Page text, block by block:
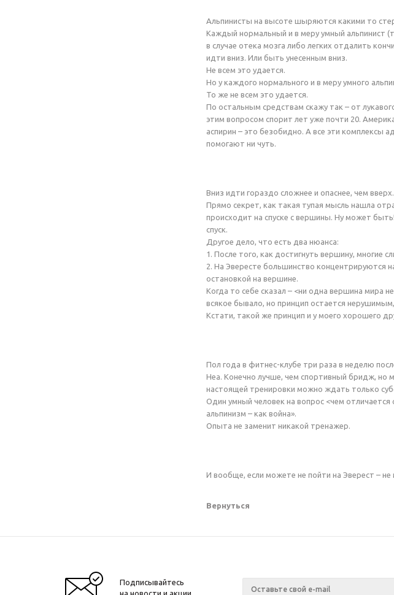
Альпинисты на высоте шыряются какими то
Каждый нормальный и в меру умный альпинист
в случае отека мозга либо легких отдалить
идти вниз. Или быть унесенным вниз.
Не всем это удается.
Но у каждого нормального и в меру умного
То же не всем это удается.
По остальным средствам скажу так – от
этим вопросом спорит лет уже почти 20.
аспирин – это безобидно. А все эти комплексы
помогают ни чуть.
Вниз идти гораздо сложнее и опаснее, чем вверх.
Прямо секрет, как такая тупая мысль нашла
происходит на спуске с вершины. Ну может
спуск.
Другое дело, что есть два нюанса:
1. После того, как достигнуть вершину, многие
2. На Эвересте большинство концентрируются
остановкой на вершине.
Когда то себе сказал – <ни одна вершина мира
всякое бывало, но принцип остается
Кстати, такой же принцип и у моего хорошего
Пол года в фитнес-клубе три раза в неделю
Неа. Конечно лучше, чем спортивный бридж, но
настоящей тренировки можно ждать только
Один умный человек на вопрос <чем отличается
альпинизм – как война».
Опыта не заменит никакой тренажер.
И вообще, если можете не пойти на Эверест – не
Вернуться
Подписывайтесь
на новости и акции